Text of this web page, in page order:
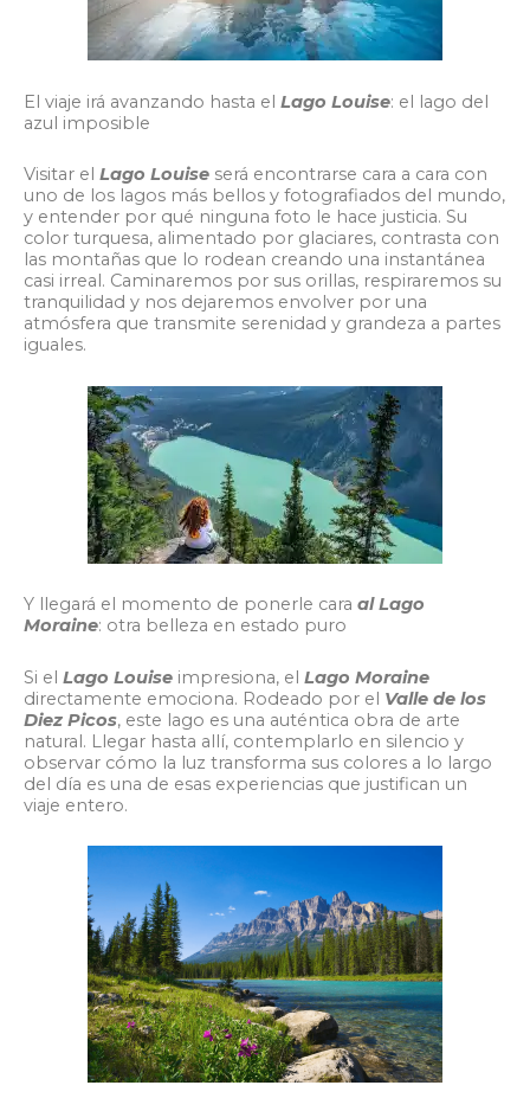
El viaje irá avanzando hasta el Lago Louise: el lago del
azul imposible
Visitar el Lago Louise será encontrarse cara a cara con
uno de los lagos más bellos y fotografiados del mundo,
y entender por qué ninguna foto le hace justicia. Su
color turquesa, alimentado por glaciares, contrasta con
las montañas que lo rodean creando una instantánea
casi irreal. Caminaremos por sus orillas, respiraremos su
tranquilidad y nos dejaremos envolver por una
atmósfera que transmite serenidad y grandeza a partes
iguales.
Y llegará el momento de ponerle cara al Lago
Moraine: otra belleza en estado puro
Si el Lago Louise impresiona, el Lago Moraine
directamente emociona. Rodeado por el Valle de los
Diez Picos, este lago es una auténtica obra de arte
natural. Llegar hasta allí, contemplarlo en silencio y
observar cómo la luz transforma sus colores a lo largo
del día es una de esas experiencias que justifican un
viaje entero.